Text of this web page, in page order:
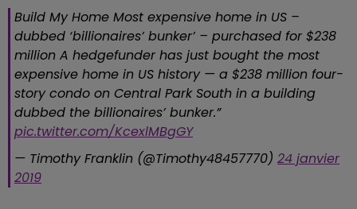
Build My Home Most expensive home in US –
dubbed ‘billionaires’ bunker’ – purchased for $238
million A hedgefunder has just bought the most
expensive home in US history — a $238 million four-
story condo on Central Park South in a building
dubbed the billionaires’ bunker.”
pic.twitter.com/KcexlMBgGY
— Timothy Franklin (@Timothy48457770) 24 janvier
2019